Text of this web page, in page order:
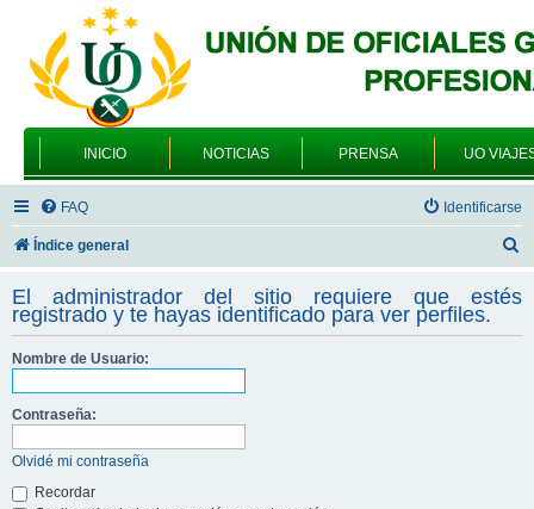
INICIO NOTICIAS PRENSA UO
FAQ Identificarse
Índice general
s
c
El administrador del sitio requiere que estés
registrado y te hayas identificado para ver perfiles.
Nombre de Usuario:
Contraseña:
Olvidé mi contraseña
Recordar